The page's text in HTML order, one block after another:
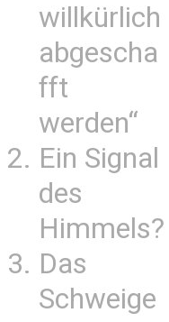
willkürlich
abgescha
fft
werden“
Ein Signal
des
Himmels?
Das
Schweige